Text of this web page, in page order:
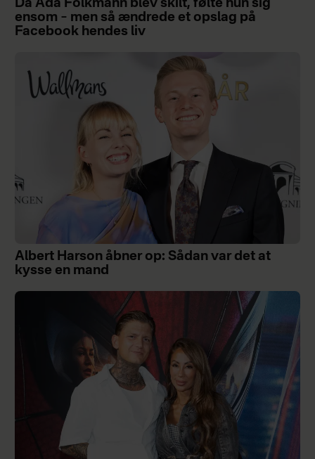
Da Ada Folkmann blev skilt, følte hun sig
ensom – men så ændrede et opslag på
Facebook hendes liv
Albert Harson åbner op: Sådan var det at
kysse en mand